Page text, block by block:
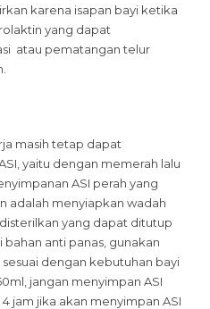
karena isapan bayi ketika
yang dapat
atau pematangan telur
masih tetap dapat
yaitu dengan memerah lalu
ASI perah yang
adalah menyiapkan wadah
yang dapat ditutup
anti panas, gunakan
dengan kebutuhan bayi
jangan menyimpan ASI
jam jika akan menyimpan ASI